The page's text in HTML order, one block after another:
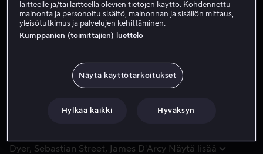
Osta 10,99 €
tositapahtumiin pohjautuva tarina vie sankarimme
Dunkirkin rannoilla häämöttävän varman tappion alta
maaperällä voi onnistuessaan muuttaa sodan kulun.
Dyer Sebastian Street James D'Arcy Näytä lisää
laitteelle ja/tai laitteella olevien tietojen käyttö. Kohdennettu
mainonta ja personoitu sisältö, mainonnan ja sisällön mittaus,
yleisötutkimus ja palvelujen kehittäminen.
Kumppanien (toimittajien) luettelo
Näytä käyttötarkoitukset
Hylkää kaikki Hyväksyn